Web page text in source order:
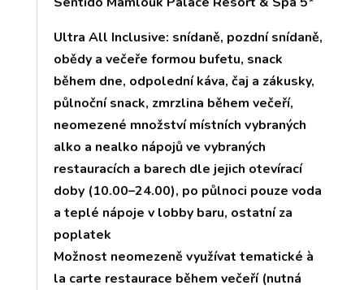
Ultra All Inclusive: snídaně, pozdní snídaně,
obědy a večeře formou bufetu, snack
během dne, odpolední káva, čaj a zákusky,
půlnoční snack, zmrzlina během večeří,
neomezené množství místních vybraných
alko a nealko nápojů ve vybraných
restauracích a barech dle jejich otevírací
doby (10.00–24.00), po půlnoci pouze voda
a teplé nápoje v lobby baru, ostatní za
poplatek
Možnost neomezeně využívat tematické à
la carte restaurace během večeří (nutná